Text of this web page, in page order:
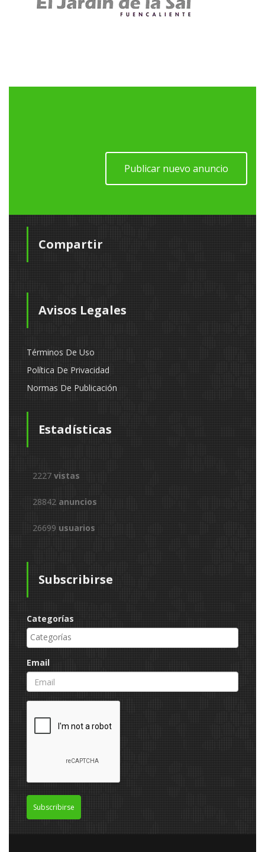
Publicar nuevo anuncio
Compartir
Avisos Legales
Términos De Uso
Política De Privacidad
Normas De Publicación
Estadísticas
2227 vistas
28842 anuncios
26699 usuarios
Subscribirse
Categorías
Email
Subscribirse